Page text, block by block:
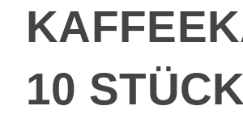
10 STÜCK